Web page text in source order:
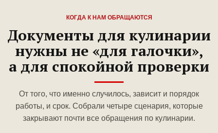
КОГДА К НАМ ОБРАЩАЮТСЯ
Документы для кулинарии
нужны не «для галочки»,
а для спокойной проверки
От того, что именно случилось, зависит и порядок
работы, и срок. Собрали четыре сценария, которые
закрывают почти все обращения по кулинарии.